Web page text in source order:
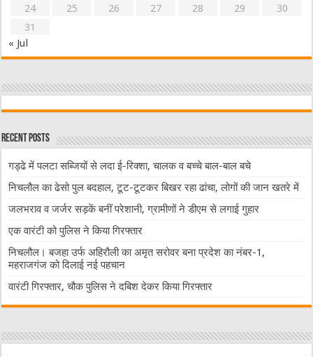
24
25 26 27 28 29
30
31
« Jul
Recent Posts
गड्ढे में पलटा सब्जियों से लदा ई-रिक्शा, चालक व बच्चे बाल-बाल बचे
निचलौल का ढेसो पुल बदहाल, टूट-टूटकर बिखर रहा ढांचा, लोगों की जान खतरे में
जलभराव व जर्जर सड़कें बनीं परेशानी, ग्रामीणों ने डीएम से लगाई गुहार
एक वारंटी को पुलिस ने किया गिरफ्तार
निचलौल। बजहा उर्फ अहिरौली का अमृत सरोवर बना प्रदेश का नंबर-1,
महराजगंज को दिलाई नई पहचान
वारंटी गिरफ्तार, चौक पुलिस ने दबिश देकर किया गिरफ्तार